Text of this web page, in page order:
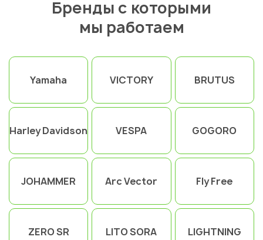
Бренды с которыми
мы работаем
Yamaha VICTORY BRUTUS
Harley Davidson VESPA GOGORO
JOHAMMER Arc Vector Fly Free
ZERO SR LITO SORA LIGHTNING